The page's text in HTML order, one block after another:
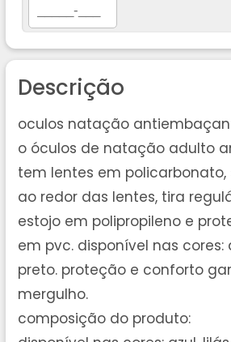
Descrição
oculos natação
o óculos de natação adulto
tem lentes em
ao redor das lentes, tira
estojo em polipropileno e
em pvc. disponível nas cores:
preto. proteção e conforto
mergulho.
composição do produto: